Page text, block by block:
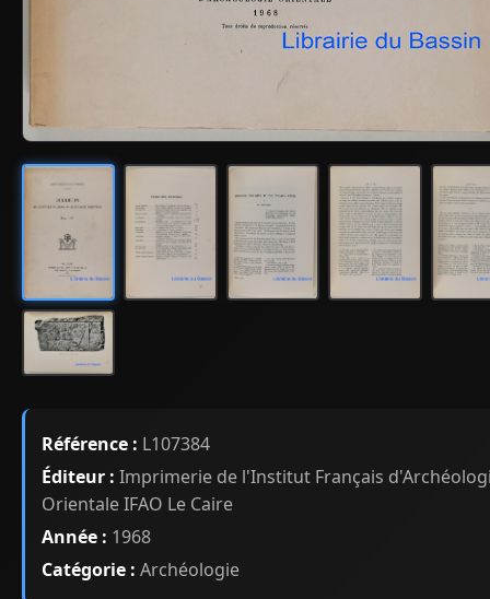
Référence : L107384
Éditeur : Imprimerie de l'Institut Français
Orientale IFAO Le Caire
Année : 1968
Catégorie : Archéologie